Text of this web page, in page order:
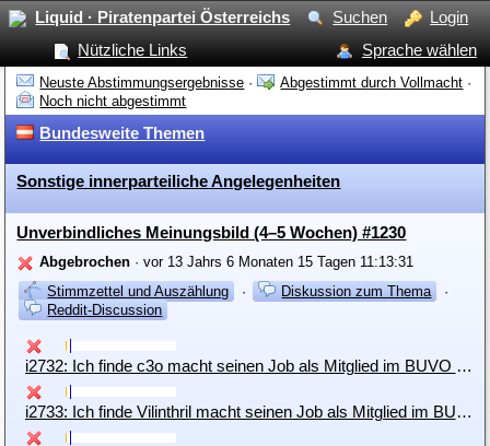
Liquid · Piratenpartei Österreichs Suchen
Login
Nützliche Links
Sprache wählen
Neuste Abstimmungsergebnisse · Abgestimmt durch Vollmacht ·
Noch nicht abgestimmt
Bundesweite Themen
Sonstige innerparteiliche Angelegenheiten
Unverbindliches Meinungsbild (4–5 Wochen) #1230
Abgebrochen · vor 13 Jahrs 6 Monaten 15 Tagen 11:13:31
Stimmzettel und Auszählung
· Diskussion zum Thema
·
Reddit-Discussion
i2732: Ich finde c3o macht seinen Job als Mitglied im BUVO sehr gut.
i2733: Ich finde Vilinthril macht seinen Job als Mitglied im BUVO sehr gut.